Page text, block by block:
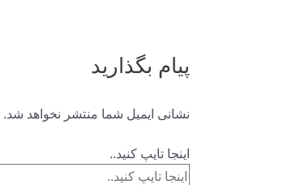
پیام بگذارید
نشانی ایمیل شما منتشر نخواهد شد.
اینجا تایپ کنید..